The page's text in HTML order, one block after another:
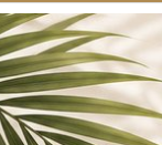
di alta qualità